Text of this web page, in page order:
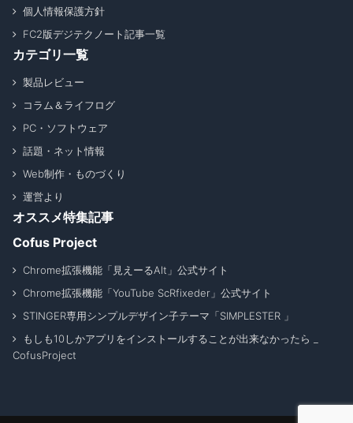
個人情報保護方針
FC2版デジテクノート記事一覧
カテゴリ一覧
製品レビュー
コラム＆ライフログ
PC・ソフトウェア
話題・ネット情報
Web制作・ものづくり
運営より
オススメ特集記事
Cofus Project
Chrome拡張機能「見えーるAlt」公式サイト
Chrome拡張機能「YouTube ScRfixeder」公式サイト
STINGER専用シンプルデザイン子テーマ「SIMPLESTER 」
もしも10しかアプリをインストールすることが出来なかったら _
CofusProject